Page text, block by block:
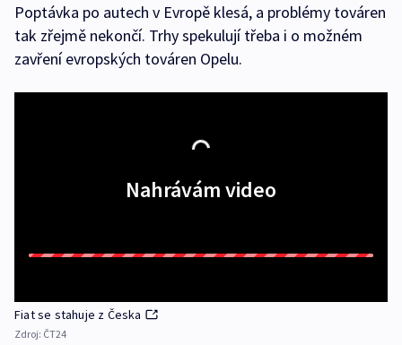
Poptávka po autech v Evropě klesá, a problémy továren
tak zřejmě nekončí. Trhy spekulují třeba i o možném
zavření evropských továren Opelu.
Nahrávám video
Fiat se stahuje z Česka
Zdroj: ČT24